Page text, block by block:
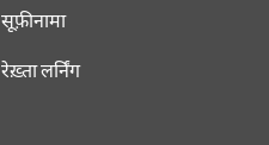
सूफ़ीनामा
रेख़्ता लर्निंग